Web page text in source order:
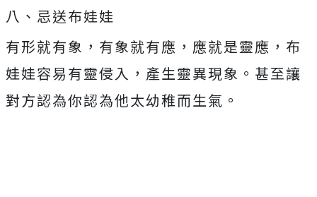
八、忌送布娃娃
有形就有象，有象就有應，應就是靈應，布
娃娃容易有靈侵入，產生靈異現象。甚至讓
對方認為你認為他太幼稚而生氣。